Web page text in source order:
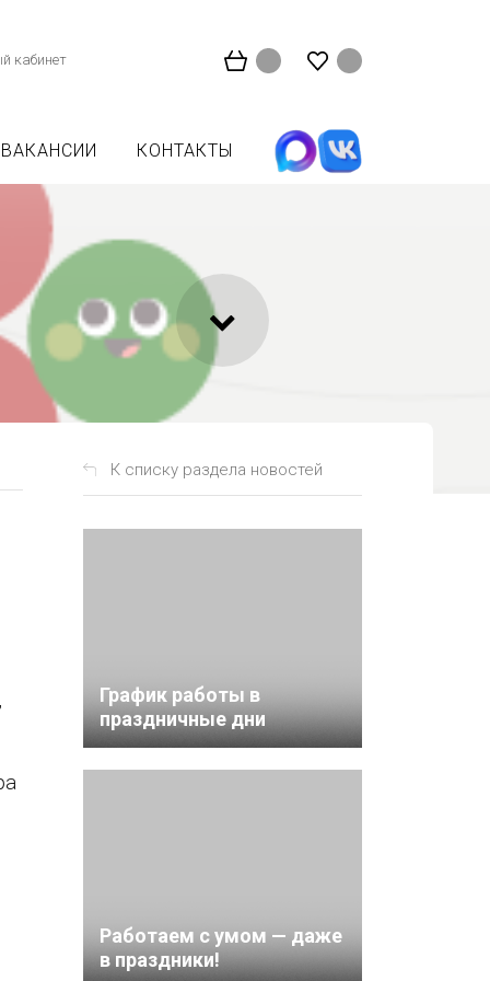
кабинет
ВАКАНСИИ КОНТАКТЫ
К списку раздела новостей
График работы в
праздничные дни
Работаем с умом — даже
в праздники!